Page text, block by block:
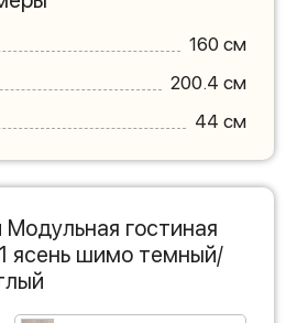
160 см
200.4 см
44 см
гостиная
ясень шимо темный/